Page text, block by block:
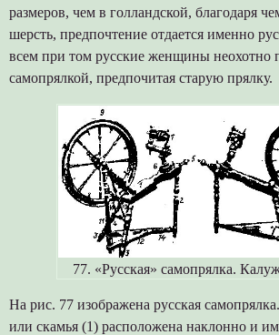
размеров, чем в голландской, благодаря
шерсть, предпочтение отдается именно
всем при том русские женщины неохотно
самопрялкой, предпочитая старую прялку.
77. «Русская» самопрялка.
На рис. 77 изображена русская
или скамья (1) расположена наклонно и